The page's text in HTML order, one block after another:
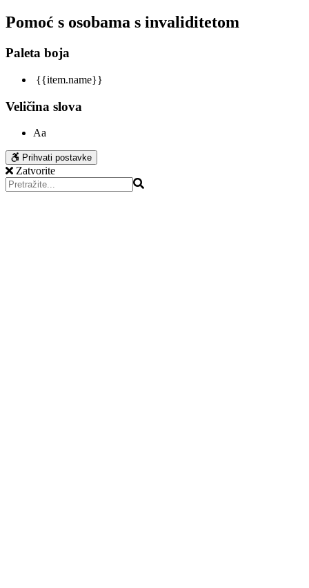
Pomoć s osobama s invaliditetom
Paleta boja
{{item.name}}
Veličina slova
Aa
Prihvati postavke
Zatvorite